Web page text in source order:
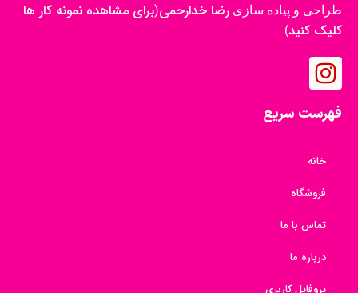
طراحی و پیاده سازی رضا خدارحمی(برای مشاهده نمونه کار ها
کلیک کنید)
فهرست سریع
خانه
فروشگاه
تماس با ما
درباره ما
پروفایل کاربری